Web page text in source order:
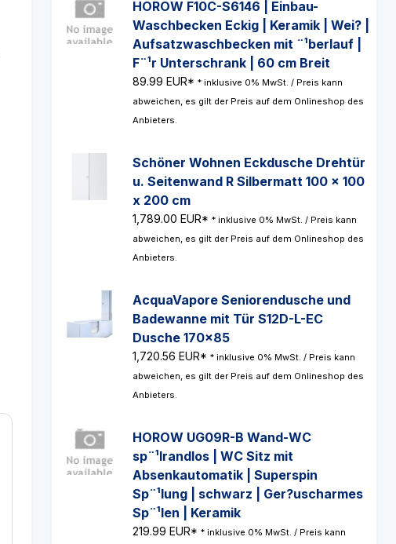
HOROW F10C-S6146 | Einbau-
Waschbecken Eckig | Keramik | Wei? |
Aufsatzwaschbecken mit ¨¹berlauf |
F¨¹r Unterschrank | 60 cm Breit
89.99 EUR* * inklusive 0% MwSt. / Preis kann
abweichen, es gilt der Preis auf dem Onlineshop des
Anbieters.
Schöner Wohnen Eckdusche Drehtür
u. Seitenwand R Silbermatt 100 x 100
x 200 cm
1,789.00 EUR* * inklusive 0% MwSt. / Preis kann
abweichen, es gilt der Preis auf dem Onlineshop des
Anbieters.
AcquaVapore Seniorendusche und
Badewanne mit Tür S12D-L-EC
Dusche 170x85
1,720.56 EUR* * inklusive 0% MwSt. / Preis kann
abweichen, es gilt der Preis auf dem Onlineshop des
Anbieters.
HOROW UG09R-B Wand-WC
sp¨¹lrandlos | WC Sitz mit
Absenkautomatik | Superspin
Sp¨¹lung | schwarz | Ger?uscharmes
Sp¨¹len | Keramik
219.99 EUR* * inklusive 0% MwSt. / Preis kann